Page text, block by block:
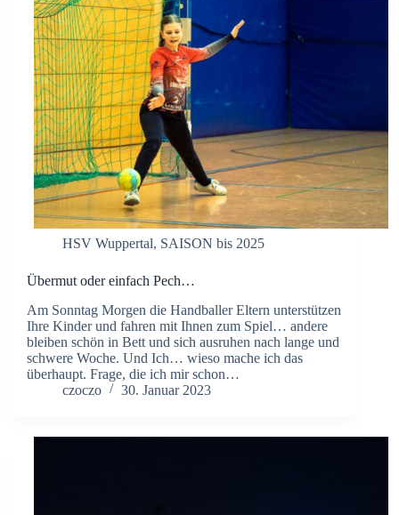
HSV Wuppertal, SAISON bis 2025
Übermut oder einfach Pech…
Am Sonntag Morgen die Handballer Eltern unterstützen
Ihre Kinder und fahren mit Ihnen zum Spiel… andere
bleiben schön in Bett und sich ausruhen nach lange und
schwere Woche. Und Ich… wieso mache ich das
überhaupt. Frage, die ich mir schon…
czoczo
30. Januar 2023